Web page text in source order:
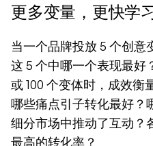
更多变量，更快学
当一个品牌投放 5 个创意
这 5 个中哪一个表现最好
或 100 个变体时，成效衡
哪些痛点引子转化最好？
细分市场中推动了互动？
最高的转化率？